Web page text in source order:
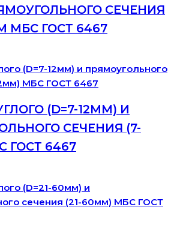
СЕЧЕНИЯ
МБС ГОСТ 6467
(D=7-12ММ) И
СЕЧЕНИЯ (7-
ГОСТ 6467